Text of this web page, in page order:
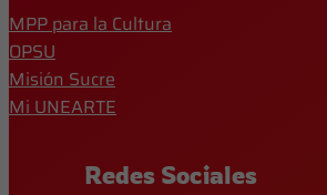
MPP para la Cultura
OPSU
Misión Sucre
Mi UNEARTE
Redes Sociales